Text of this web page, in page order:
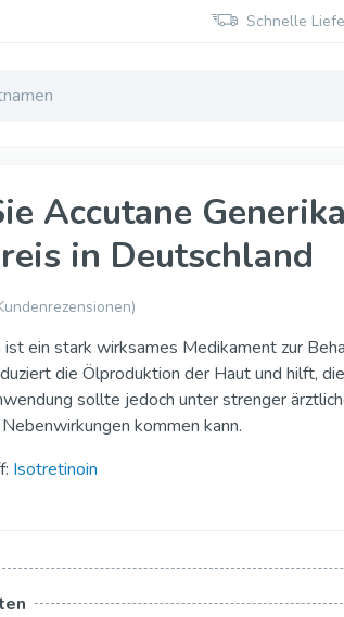
Schnelle
Aktiv
Tabs
Soft Tabs
Soft Tabs
Brausetablette
Super
Cialis
Accutane
in Deutschland
ist ein stark wirksames Medikament zur
die Ölproduktion der Haut und hilft,
sollte jedoch unter strenger
kommen kann.
Isotretinoin